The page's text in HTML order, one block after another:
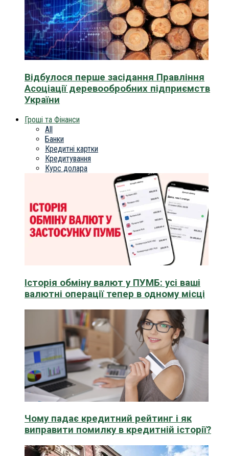
Відбулося перше засідання Правління
Асоціації деревообробних підприємств
України
Гроші та Фінанси
All
Банки
Кредитні картки
Кредитування
Курс долара
Історія обміну валют у ПУМБ: усі ваші
валютні операції тепер в одному місці
Чому падає кредитний рейтинг і як
виправити помилку в кредитній історії?